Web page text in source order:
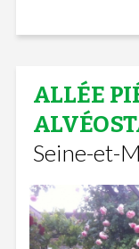
ALLÉE
Seine-et-